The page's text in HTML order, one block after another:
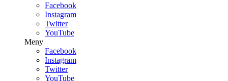
Facebook
Instagram
Twitter
YouTube
Meny
Facebook
Instagram
Twitter
YouTube